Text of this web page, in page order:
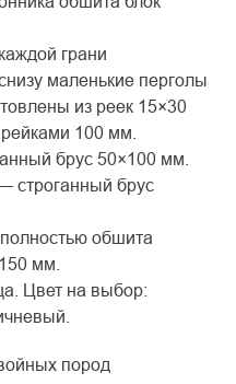
грани
маленькие перголы
из реек 15×30
100 мм.
брус 50×100 мм.
строганный брус
обшита
мм.
Цвет на выбор:
пород